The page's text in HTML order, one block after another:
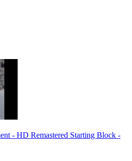
- HD Remastered Starting Block -